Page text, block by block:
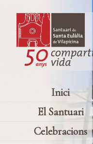
Inici
El Santuari
Celebracions